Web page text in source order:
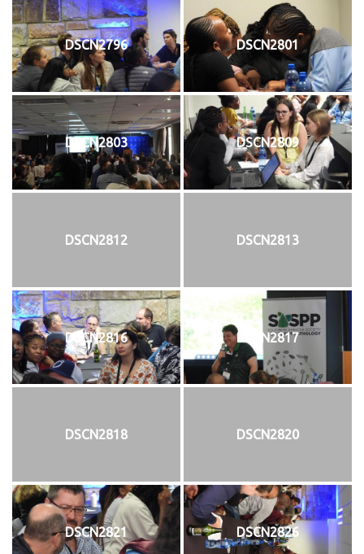
DSCN2796 DSCN2801
DSCN2803 DSCN2809
DSCN2812 DSCN2813
DSCN2816 DSCN2817
DSCN2818 DSCN2820
DSCN2821 DSCN2826